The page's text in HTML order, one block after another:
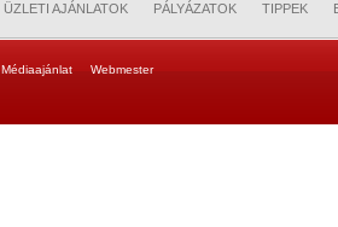
ÜZLETI AJÁNLATOK PÁLYÁZATOK TIPPEK
Médiaajánlat Webmester